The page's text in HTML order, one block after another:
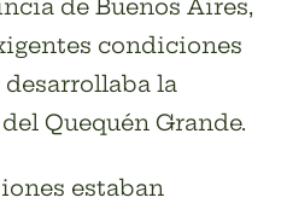
de Buenos Aires,
condiciones
la
Quequén Grande.
estaban